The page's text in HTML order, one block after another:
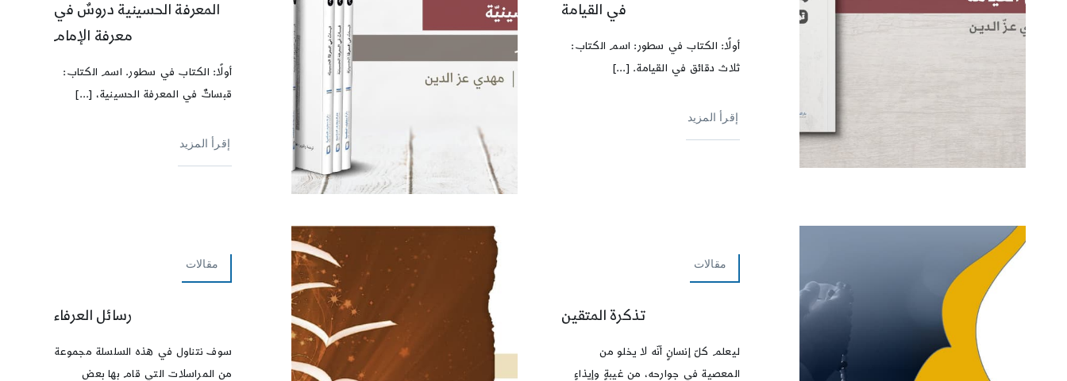
في القيامة
أولًا: الكتاب في سطور: اسم الكتاب:
ثلاث دقائق في القيامة. [...]
إقرأ المزيد
المعرفة الحسينية دروسٌ في
معرفة الإمام
أولًا: الكتاب في سطور. اسم الكتاب:
قبساتٌ في المعرفة الحسينية، [...]
إقرأ المزيد
مقالات
تذكرة المتقين
ليعلم كلّ إنسانٍ أنّه لا يخلو من
المعصية في جوارحه، من غيبةٍ وإيذاءٍ
مقالات
رسائل العرفاء
سوف نتناول في هذه السلسلة مجموعة
من المراسلات التي قام بها بعض